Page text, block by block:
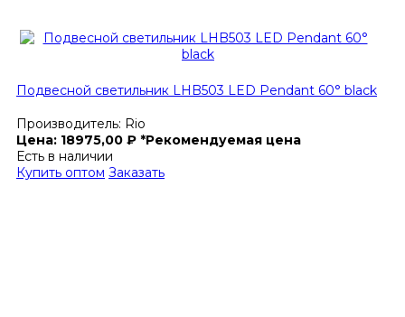
Подвесной светильник LHB503 LED Pendant 60° black
Производитель: Rio
Цена: 18975,00 ₽ *Рекомендуемая цена
Есть в наличии
Купить оптом Заказать